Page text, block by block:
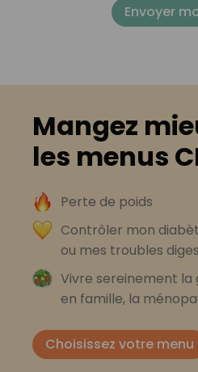
Envoyer
Mangez
les menus
Perte de poids
Contrôler mon
ou mes troubles
Vivre sereinement la
en famille, la
Choisissez votre menu